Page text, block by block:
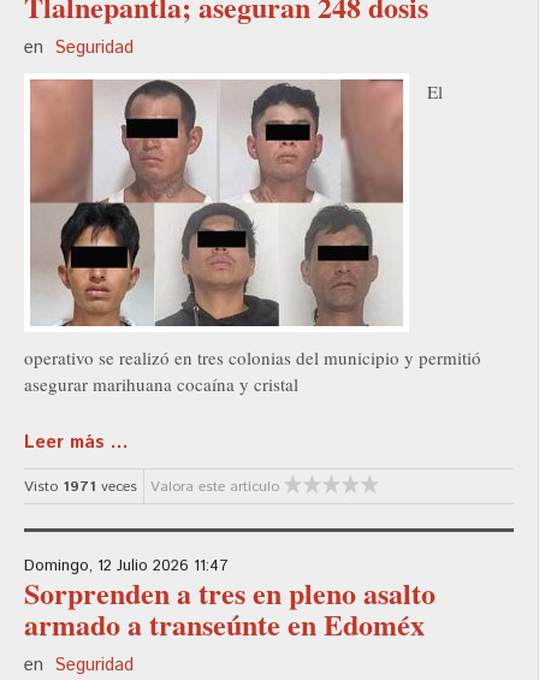
en Seguridad
El
operativo se realizó en tres colonias del municipio y permitió
asegurar marihuana cocaína y cristal
Leer más ...
Visto 1971 veces Valora este artículo
Domingo, 12 Julio 2026 11:47
Sorprenden a tres en pleno asalto
armado a transeúnte en Edoméx
en Seguridad